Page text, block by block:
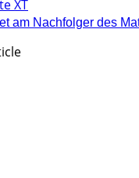
am Nachfolger des